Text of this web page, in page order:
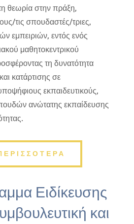
θεωρία στην πράξη,
τις σπουδαστές/τριες,
εμπειριών, εντός ενός
μαθητοκεντρικού
τη δυνατότητα
κατάρτισης σε
εκπαιδευτικούς,
ανώτατης εκπαίδευσης
Ειδίκευσης
και